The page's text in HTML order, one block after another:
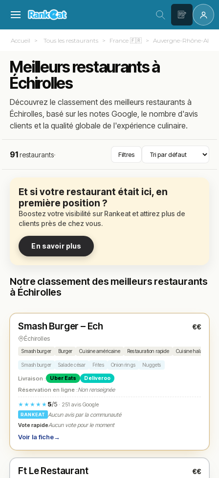
Accueil Tous les restaurants France 🇫🇷 Auvergne-Rhône-Alpes
Meilleurs restaurants à
Échirolles
Découvrez le classement des meilleurs restaurants à
Échirolles, basé sur les notes Google, le nombre d'avis
clients et la qualité globale de l'expérience culinaire.
91restaurants· Filtres
Et si votre restaurant était ici, en
première position ?
Boostez votre visibilité sur Rankeat et attirez plus de
clients près de chez vous.
En savoir plus
Notre classement des meilleurs restaurants
à Échirolles
★ N° 1
Smash Burger – Ech €€
Échirolles
Smash burger Burger Cuisine américaine Restauration rapide Cuisine halal
Smash burger Salade césar Frites Onion rings Nuggets
Livraison : Uber Eats Deliveroo
Réservation en ligne :Non renseignée
★★★★★ 5/5· 251 avis Google
RANKEAT
Aucun avis par la communauté
Vote rapideAucun vote pour le moment
Voir la fiche→
★ N° 2
Ft Le Restaurant €€